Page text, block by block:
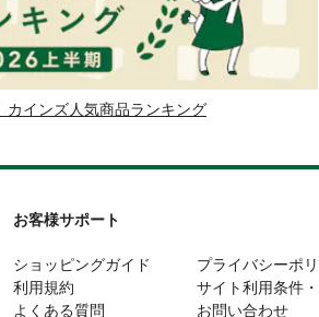
カインズ人気商品ランキング
お客様サポート
ショッピングガイド
利用規約
よくある質問
プライバシーポ
サイト利用条件
お問い合わせ